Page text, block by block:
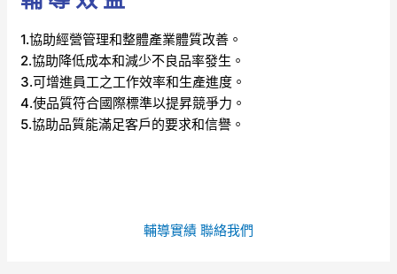
1.協助經營管理和整體產業體質改善。
2.協助降低成本和減少不良品率發生。
3.可增進員工之工作效率和生產進度。
4.使品質符合國際標準以提昇競爭力。
5.協助品質能滿足客戶的要求和信譽。
輔導實績 聯絡我們